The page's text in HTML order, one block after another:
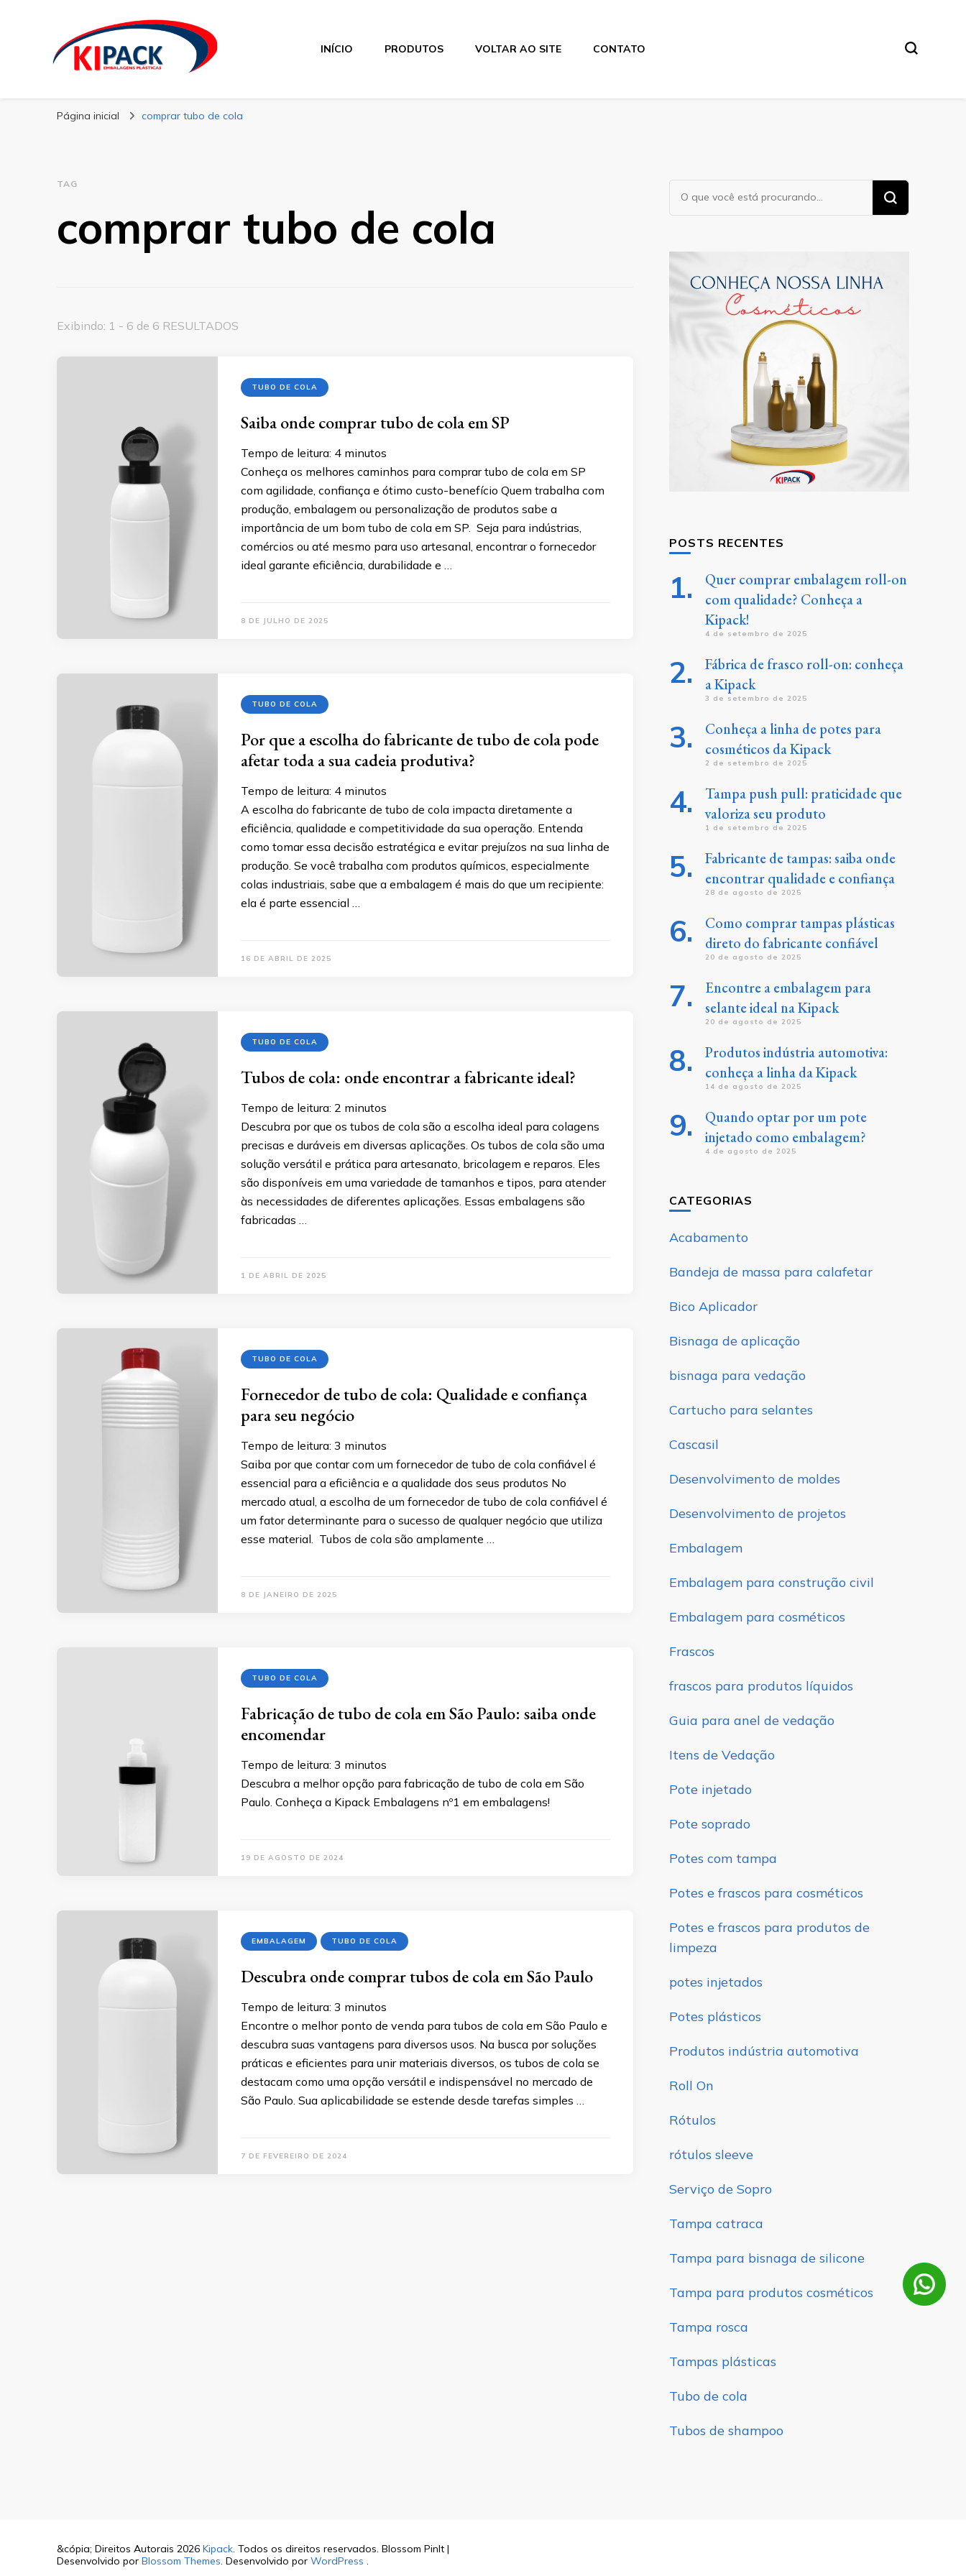
Kipack
INÍCIO PRODUTOS VOLTAR AO SITE CONTATO
Página inicial comprar tubo de cola
TAG
comprar tubo de cola
Exibindo: 1 - 6 de 6 RESULTADOS
TUBO DE COLA
Saiba onde comprar tubo de cola em SP
Tempo de leitura: 4 minutos
Conheça os melhores caminhos para comprar tubo de cola em SP
com agilidade, confiança e ótimo custo-benefício Quem trabalha com
produção, embalagem ou personalização de produtos sabe a
importância de um bom tubo de cola em SP. Seja para indústrias,
comércios ou até mesmo para uso artesanal, encontrar o fornecedor
ideal garante eficiência, durabilidade e …
8 DE JULHO DE 2025
TUBO DE COLA
Por que a escolha do fabricante de tubo de cola pode
afetar toda a sua cadeia produtiva?
Tempo de leitura: 4 minutos
A escolha do fabricante de tubo de cola impacta diretamente a
eficiência, qualidade e competitividade da sua operação. Entenda
como tomar essa decisão estratégica e evitar prejuízos na sua linha de
produção. Se você trabalha com produtos químicos, especialmente
colas industriais, sabe que a embalagem é mais do que um recipiente:
ela é parte essencial …
16 DE ABRIL DE 2025
TUBO DE COLA
Tubos de cola: onde encontrar a fabricante ideal?
Tempo de leitura: 2 minutos
Descubra por que os tubos de cola são a escolha ideal para colagens
precisas e duráveis em diversas aplicações. Os tubos de cola são uma
solução versátil e prática para artesanato, bricolagem e reparos. Eles
são disponíveis em uma variedade de tamanhos e tipos, para atender
às necessidades de diferentes aplicações. Essas embalagens são
fabricadas …
1 DE ABRIL DE 2025
TUBO DE COLA
Fornecedor de tubo de cola: Qualidade e confiança
para seu negócio
Tempo de leitura: 3 minutos
Saiba por que contar com um fornecedor de tubo de cola confiável é
essencial para a eficiência e a qualidade dos seus produtos No
mercado atual, a escolha de um fornecedor de tubo de cola confiável é
um fator determinante para o sucesso de qualquer negócio que utiliza
esse material. Tubos de cola são amplamente …
8 DE JANEIRO DE 2025
TUBO DE COLA
Fabricação de tubo de cola em São Paulo: saiba onde
encomendar
Tempo de leitura: 3 minutos
Descubra a melhor opção para fabricação de tubo de cola em São
Paulo. Conheça a Kipack Embalagens nº1 em embalagens!
19 DE AGOSTO DE 2024
EMBALAGEM TUBO DE COLA
Descubra onde comprar tubos de cola em São Paulo
Tempo de leitura: 3 minutos
Encontre o melhor ponto de venda para tubos de cola em São Paulo e
descubra suas vantagens para diversos usos. Na busca por soluções
práticas e eficientes para unir materiais diversos, os tubos de cola se
destacam como uma opção versátil e indispensável no mercado de
São Paulo. Sua aplicabilidade se estende desde tarefas simples …
7 DE FEVEREIRO DE 2024
Procurando
algo?
POSTS RECENTES
Quer comprar embalagem roll-on
com qualidade? Conheça a
Kipack!
4 de setembro de 2025
Fábrica de frasco roll-on: conheça
a Kipack
3 de setembro de 2025
Conheça a linha de potes para
cosméticos da Kipack
2 de setembro de 2025
Tampa push pull: praticidade que
valoriza seu produto
1 de setembro de 2025
Fabricante de tampas: saiba onde
encontrar qualidade e confiança
28 de agosto de 2025
Como comprar tampas plásticas
direto do fabricante confiável
20 de agosto de 2025
Encontre a embalagem para
selante ideal na Kipack
20 de agosto de 2025
Produtos indústria automotiva:
conheça a linha da Kipack
14 de agosto de 2025
Quando optar por um pote
injetado como embalagem?
4 de agosto de 2025
CATEGORIAS
Acabamento
Bandeja de massa para calafetar
Bico Aplicador
Bisnaga de aplicação
bisnaga para vedação
Cartucho para selantes
Cascasil
Desenvolvimento de moldes
Desenvolvimento de projetos
Embalagem
Embalagem para construção civil
Embalagem para cosméticos
Frascos
frascos para produtos líquidos
Guia para anel de vedação
Itens de Vedação
Pote injetado
Pote soprado
Potes com tampa
Potes e frascos para cosméticos
Potes e frascos para produtos de
limpeza
potes injetados
Potes plásticos
Produtos indústria automotiva
Roll On
Rótulos
rótulos sleeve
Serviço de Sopro
Tampa catraca
Tampa para bisnaga de silicone
Tampa para produtos cosméticos
Tampa rosca
Tampas plásticas
Tubo de cola
Tubos de shampoo
&cópia; Direitos Autorais 2026 Kipack. Todos os direitos reservados. Blossom PinIt |
Desenvolvido por Blossom Themes. Desenvolvido por WordPress .